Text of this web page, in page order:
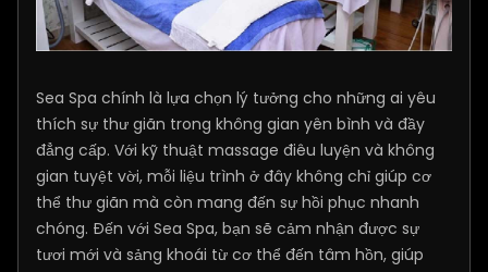
Sea Spa chính là lựa chọn lý tưởng cho những ai yêu
thích sự thư giãn trong không gian yên bình và đầy
đẳng cấp. Với kỹ thuật massage điêu luyện và không
gian tuyệt vời, mỗi liệu trình ở đây không chỉ giúp cơ
thể thư giãn mà còn mang đến sự hồi phục nhanh
chóng. Đến với Sea Spa, bạn sẽ cảm nhận được sự
tươi mới và sảng khoái từ cơ thể đến tâm hồn, giúp